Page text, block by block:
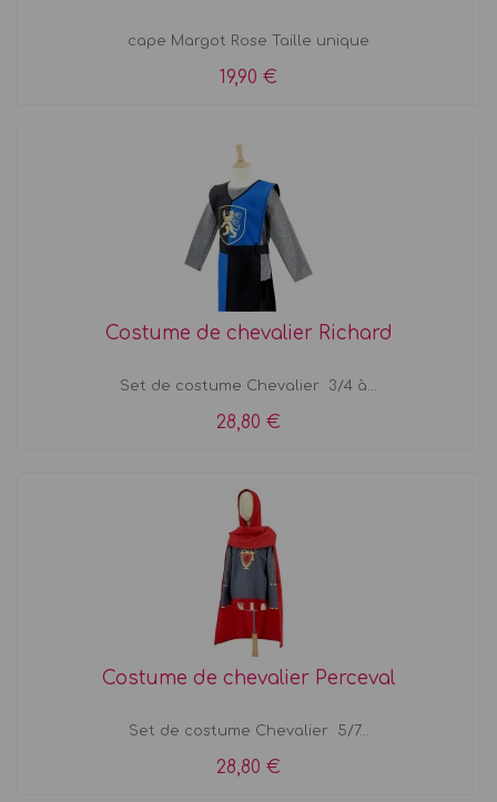
cape Margot Rose Taille unique
19,90 €
Costume de chevalier Richard
Set de costume Chevalier 3/4 à...
28,80 €
Costume de chevalier Perceval
Set de costume Chevalier 5/7...
28,80 €